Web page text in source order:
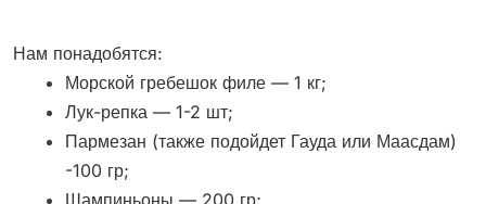
Нам понадобятся:
Морской гребешок филе — 1 кг;
Лук-репка — 1-2 шт;
Пармезан (также подойдет Гауда или Маасдам)
-100 гр;
Шампиньоны — 200 гр;